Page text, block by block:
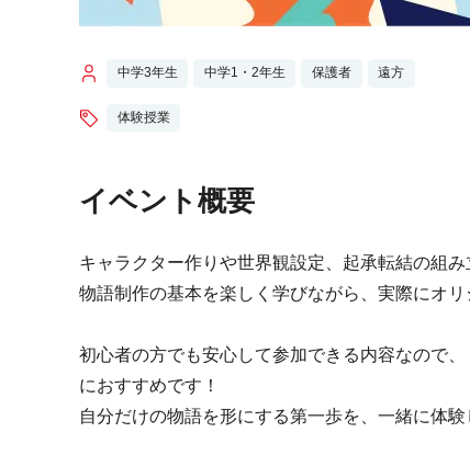
中学3年生 中学1・2年生 保護者 遠方
体験授業
イベント概要
キャラクター作りや世界観設定、起承転結の組み
物語制作の基本を楽しく学びながら、実際にオ
初心者の方でも安心して参加できる内容なので
におすすめです！
自分だけの物語を形にする第一歩を、一緒に体験